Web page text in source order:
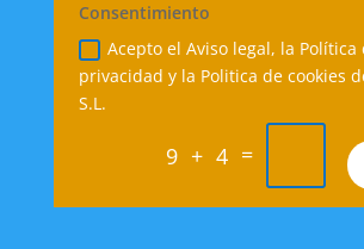
Consentimiento
Acepto el Aviso legal, la Política
privacidad y la Politica de cookies
S.L.
9 + 4 =